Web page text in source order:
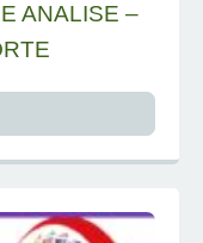
ANALISE –